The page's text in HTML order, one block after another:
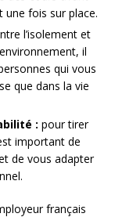
fois sur place.
l’isolement et
il
qui vous
que dans la vie
: pour tirer
important de
de vous adapter
français